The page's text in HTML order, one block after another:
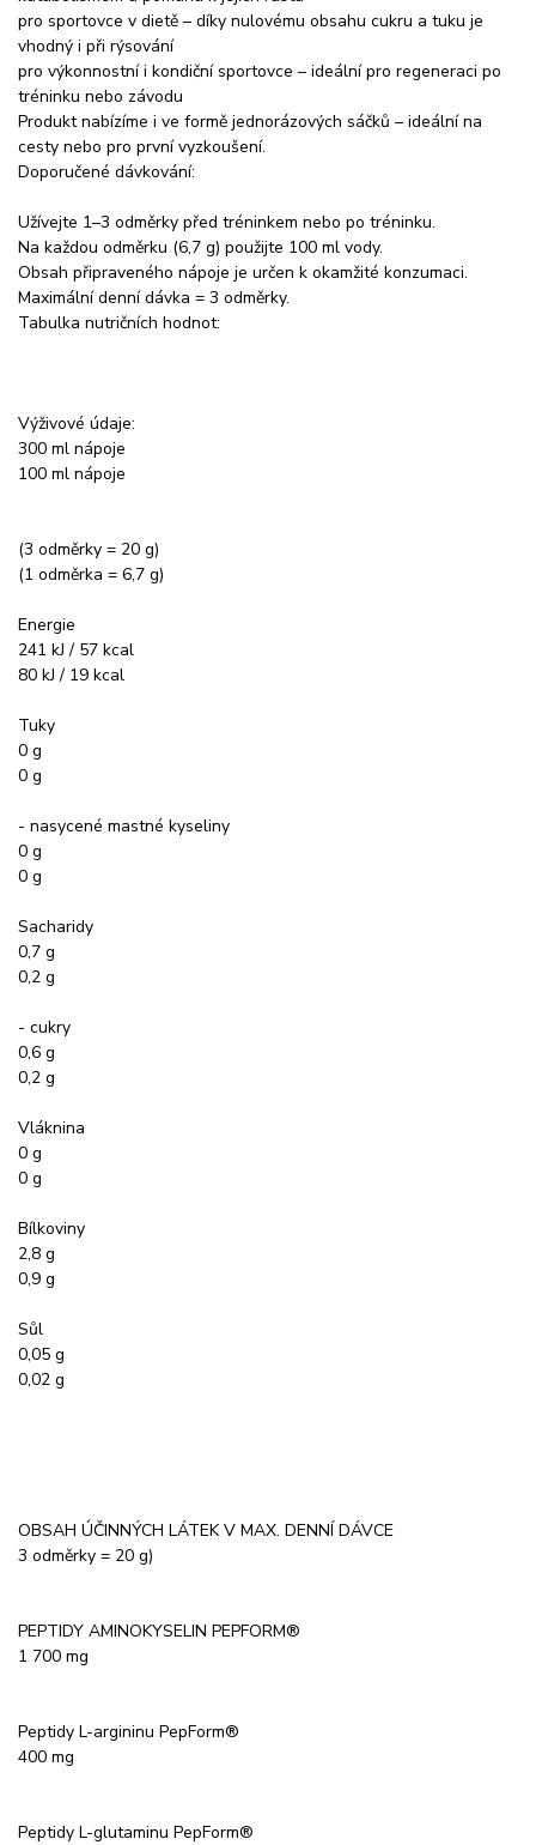
pro sportovce v dietě – díky nulovému obsahu cukru a tuku je
vhodný i při rýsování
pro výkonnostní i kondiční sportovce – ideální pro regeneraci po
tréninku nebo závodu
Produkt nabízíme i ve formě jednorázových sáčků – ideální na
cesty nebo pro první vyzkoušení.
Doporučené dávkování:
Užívejte 1–3 odměrky před tréninkem nebo po tréninku.
Na každou odměrku (6,7 g) použijte 100 ml vody.
Obsah připraveného nápoje je určen k okamžité konzumaci.
Maximální denní dávka = 3 odměrky.
Tabulka nutričních hodnot:
Výživové údaje:
300 ml nápoje
100 ml nápoje
(3 odměrky = 20 g)
(1 odměrka = 6,7 g)
Energie
241 kJ / 57 kcal
80 kJ / 19 kcal
Tuky
0 g
0 g
- nasycené mastné kyseliny
0 g
0 g
Sacharidy
0,7 g
0,2 g
- cukry
0,6 g
0,2 g
Vláknina
0 g
0 g
Bílkoviny
2,8 g
0,9 g
Sůl
0,05 g
0,02 g
OBSAH ÚČINNÝCH LÁTEK V MAX. DENNÍ DÁVCE
3 odměrky = 20 g)
PEPTIDY AMINOKYSELIN PEPFORM®
1 700 mg
Peptidy L-argininu PepForm®
400 mg
Peptidy L-glutaminu PepForm®